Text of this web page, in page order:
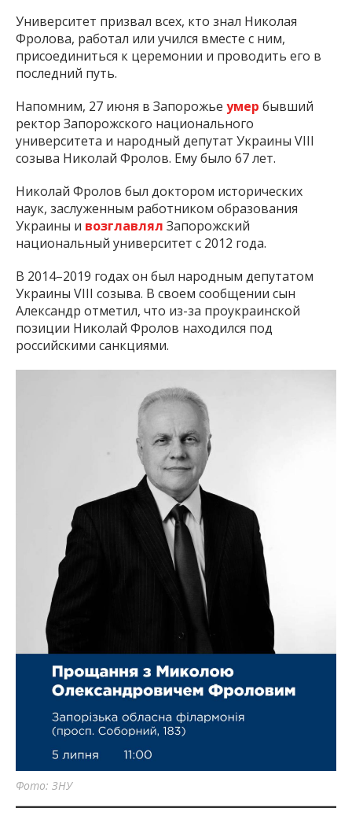
Университет призвал всех, кто знал Николая
Фролова, работал или учился вместе с ним,
присоединиться к церемонии и проводить его в
последний путь.
Напомним, 27 июня в Запорожье умер бывший
ректор Запорожского национального
университета и народный депутат Украины VIII
созыва Николай Фролов. Ему было 67 лет.
Николай Фролов был доктором исторических
наук, заслуженным работником образования
Украины и возглавлял Запорожский
национальный университет с 2012 года.
В 2014–2019 годах он был народным депутатом
Украины VIII созыва. В своем сообщении сын
Александр отметил, что из-за проукраинской
позиции Николай Фролов находился под
российскими санкциями.
Фото: ЗНУ